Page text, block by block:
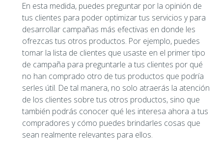
En esta medida, puedes preguntar por la opinión de
tus clientes para poder optimizar tus servicios y para
desarrollar campañas más efectivas en donde les
ofrezcas tus otros productos. Por ejemplo, puedes
tomar la lista de clientes que usaste en el primer tipo
de campaña para preguntarle a tus clientes por qué
no han comprado otro de tus productos que podría
serles útil. De tal manera, no solo atraerás la atención
de los clientes sobre tus otros productos, sino que
también podrás conocer qué les interesa ahora a tus
compradores y cómo puedes brindarles cosas que
sean realmente relevantes para ellos.